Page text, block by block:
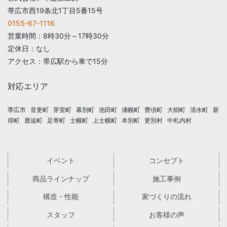
帯広市西19条北1丁目5番15号
0155-67-1116
営業時間：8時30分～17時30分
定休日：なし
アクセス：帯広駅から車で15分
対応エリア
帯広市 音更町 芽室町 幕別町 池田町 浦幌町 豊頃町 大樹町 清水町 新
得町
鹿追町 足寄町 士幌町 上士幌町 本別町 更別村 中札内村
イベント コンセプト
商品ラインナップ 施工事例
構造・性能 家づくりの流れ
スタッフ お客様の声